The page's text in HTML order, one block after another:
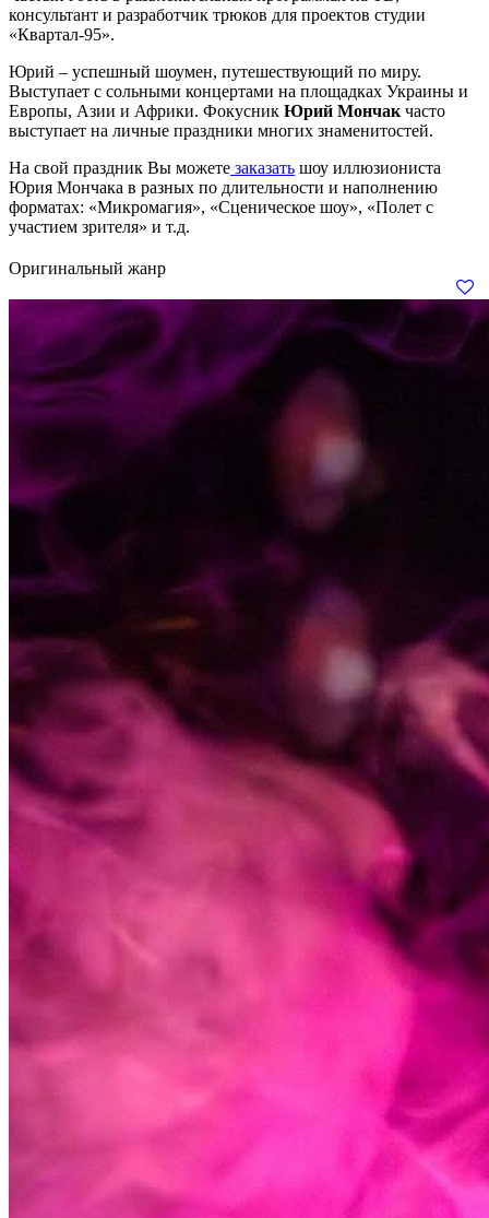
консультант и разработчик трюков для проектов студии
«Квартал-95».
Юрий – успешный шоумен, путешествующий по миру.
Выступает с сольными концертами на площадках Украины и
Европы, Азии и Африки. Фокусник Юрий Мончак часто
выступает на личные праздники многих знаменитостей.
На свой праздник Вы можете заказать шоу иллюзиониста
Юрия Мончака в разных по длительности и наполнению
форматах: «Микромагия», «Сценическое шоу», «Полет с
участием зрителя» и т.д.
Оригинальный жанр